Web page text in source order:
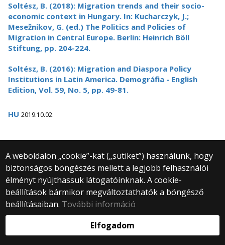
Soltész, B. (2018): Migration trends and their socio-
economic context in Hungary. In: Kucharczyk, J.;
Mesežnikov, G. (ed.) The Politics and Policies of
Migration in Central Europe. Berlin: Heinrich Böll
Stiftung, pp. 204-224.
Soltész, B. (2016): Migration and Diaspora Policy
Institutions in Latin America. Demográfia - English
Edition, Vol. 59, No. 5, pp. 49-81.
HU 2019.10.02.
A weboldalon „cookie”-kat („sütiket”) használunk, hogy
biztonságos böngészés mellett a legjobb felhasználói
élményt nyújthassuk látogatóinknak. A cookie-
beállítások bármikor megváltoztathatók a böngésző
beállításaiban. További információ
Elfogadom
© 2025 Eötvös Loránd Tudományegyetem
Minden jog fenntartva.
1053 Budapest, Egyetem tér 1–3.
Központi telefonszám: +36 1 411 6500
Webfejlesztés: